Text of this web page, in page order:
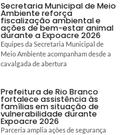
Secretaria Municipal de Meio
Ambiente reforça
fiscalização ambiental e
ações de bem-estar animal
durante a Expoacre 2026
Equipes da Secretaria Municipal de
Meio Ambiente acompanham desde a
cavalgada de abertura
Prefeitura de Rio Branco
fortalece assistência às
famílias em situação de
vulnerabilidade durante
Expoacre 2026
Parceria amplia ações de segurança